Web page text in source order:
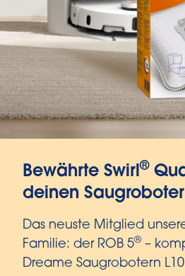
Bewährte Swirl®
deinen Saugroboter
Das neuste Mitglied
Familie: der ROB 5® –
Dreame Saugrobotern L10